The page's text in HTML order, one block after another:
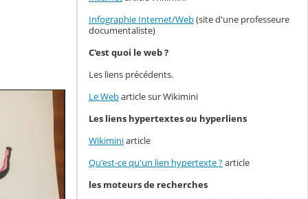
Infographie Internet/Web(site d'une professeure
documentaliste)
C'est quoi le web ?
Les liens précédents.
Le Webarticle sur Wikimini
Les liens hypertextes ou hyperliens
Wikiminiarticle
Qu'est-ce qu'un lien hypertexte ?article
les moteurs de recherches